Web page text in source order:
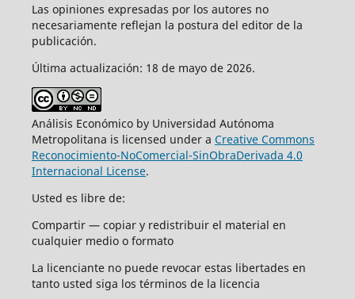
Las opiniones expresadas por los autores no
necesariamente reflejan la postura del editor de la
publicación.
Última actualización: 18 de mayo de 2026.
Análisis Económico by Universidad Autónoma
Metropolitana is licensed under a Creative Commons
Reconocimiento-NoComercial-SinObraDerivada 4.0
Internacional License.
Usted es libre de:
Compartir — copiar y redistribuir el material en
cualquier medio o formato
La licenciante no puede revocar estas libertades en
tanto usted siga los términos de la licencia